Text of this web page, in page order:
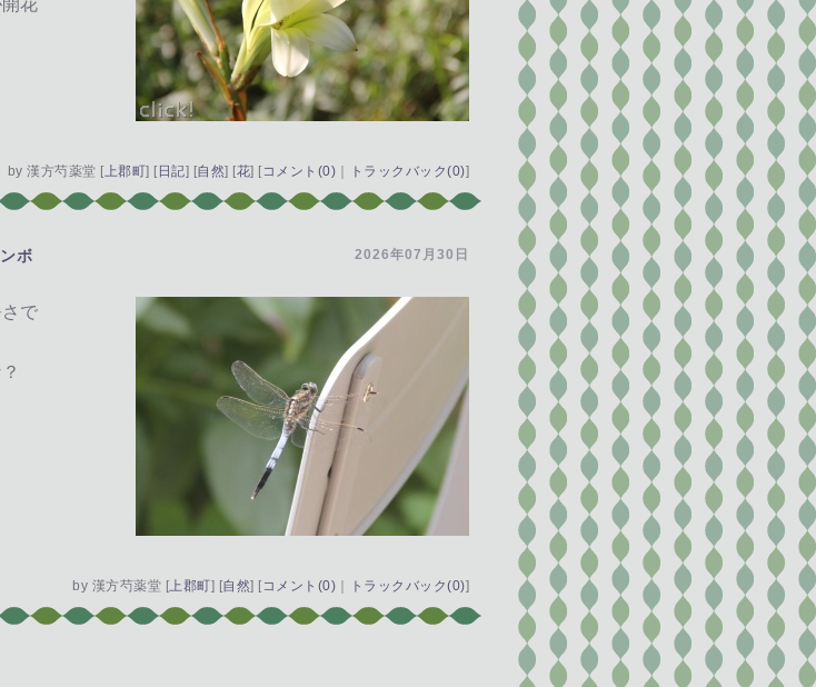
花
by 漢方芍薬堂 [上郡町] [ 日記] [自然] [花] [ コメント(0) トラックバック(0)]
ボ 2026年07月30日
さで
by 漢方芍薬堂 [上郡町] [自然] [ コメント(0) トラックバック(0)]